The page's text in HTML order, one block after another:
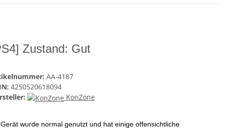
Zustand: Gut
AA-4187
4250520618094
KonZone
wurde normal genutzt und hat einige offensichtliche